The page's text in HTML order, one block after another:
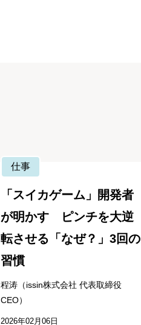
仕事
「スイカゲーム」開発者
が明かす ピンチを大逆
転させる「なぜ？」3回の
習慣
程涛（issin株式会社 代表取締役
CEO）
2026年02月06日